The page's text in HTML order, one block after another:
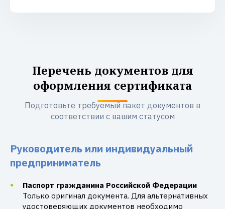
Перечень документов для
оформления сертификата
Подготовьте требуемый пакет документов в
соответствии с вашим статусом
Руководитель или индивидуальный
предприниматель
Паспорт гражданина Российской Федерации
Только оригинал документа. Для альтернативных
удостоверяющих документов необходимо